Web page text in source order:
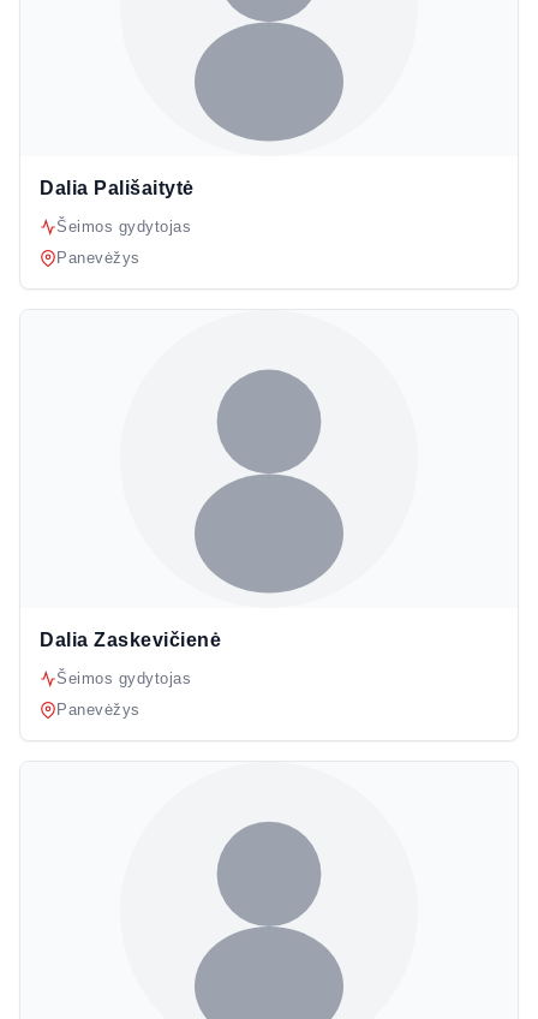
Dalia Pališaitytė
Šeimos gydytojas
Panevėžys
Dalia Zaskevičienė
Šeimos gydytojas
Panevėžys